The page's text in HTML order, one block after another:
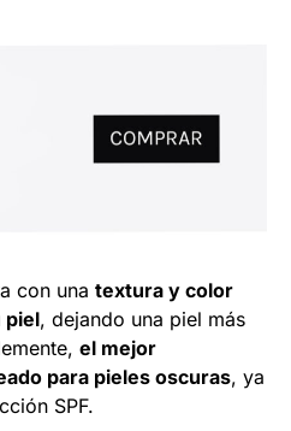
con una textura y color
piel, dejando una piel más
el mejor
para pieles oscuras, ya
SPF.